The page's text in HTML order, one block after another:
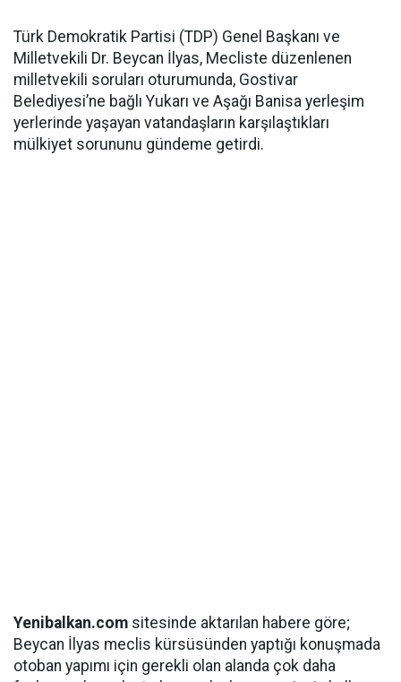
Türk Demokratik Partisi (TDP) Genel Başkanı ve
Milletvekili Dr. Beycan İlyas, Mecliste düzenlenen
milletvekili soruları oturumunda, Gostivar
Belediyesi’ne bağlı Yukarı ve Aşağı Banisa yerleşim
yerlerinde yaşayan vatandaşların karşılaştıkları
mülkiyet sorununu gündeme getirdi.
Yenibalkan.com sitesinde aktarılan habere göre;
Beycan İlyas meclis kürsüsünden yaptığı konuşmada
otoban yapımı için gerekli olan alanda çok daha